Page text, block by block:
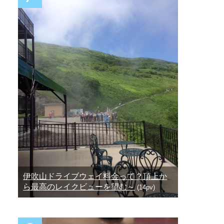
伊吹山ドライブウェイ料金って？頂上か
ら最高のレイクビューを望む～(14pv)